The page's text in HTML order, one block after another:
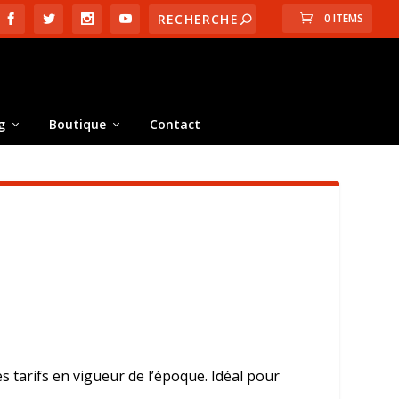
0 ITEMS
Boutique Contact
tarifs en vigueur de l’époque. Idéal pour